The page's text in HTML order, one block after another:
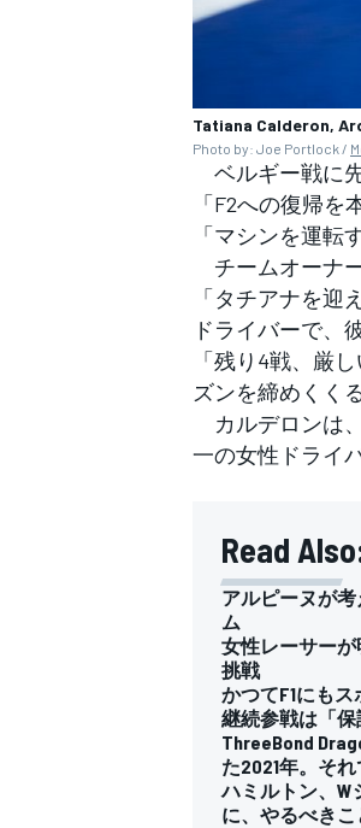
すべてのカテゴリー
Tatiana Calderon,
Photo by: Joe Portlock /
ベルギー戦に
「F2への復帰
「マシンを運転
チームオーナ
「タチアナを
ドライバーで、
「残り4戦、厳
ズンを締めくく
カルデロンは
一の女性ドライ
Read
アルピーヌが
ム
女性レーサーが
挑戦
かつてF1にも
継続参戦は「保
ThreeBond
た2021年。そ
ハミルトン、
に、やるべきこ